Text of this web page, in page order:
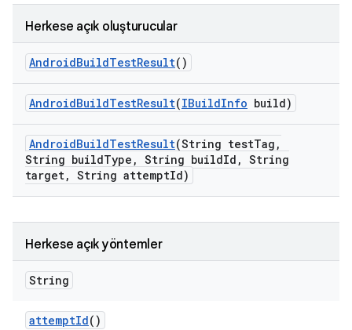
Herkese açık oluşturucular
AndroidBuildTestResult()
AndroidBuildTestResult(IBuildInfo build)
AndroidBuildTestResult(String testTag ,
String buildType , String buildId , String
target, String attemptId)
Herkese açık yöntemler
String
attemptId()